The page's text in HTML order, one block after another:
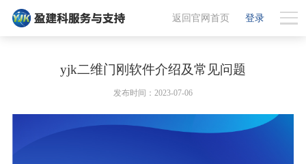
登录
返回官网首页
yjk二维门刚软件介绍及常见问题
发布时间：2023-07-06